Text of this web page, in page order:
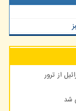
از ترور